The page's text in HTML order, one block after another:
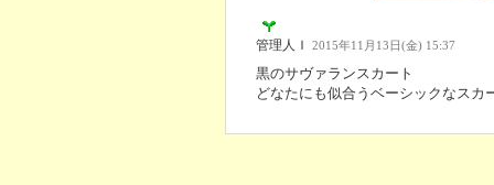
管理人Ｉ 2015年11月13日(金) 15:37
黒のサヴァランスカート
どなたにも似合うベーシックなスカ